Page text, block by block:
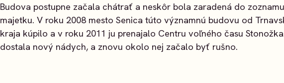
Budova postupne začala chátrať a neskôr bola zaradená do
majetku. V roku 2008 mesto Senica túto významnú budovu od
kraja kúpilo a v roku 2011 ju prenajalo Centru voľného času
dostala nový nádych, a znovu okolo nej začalo byť rušno.